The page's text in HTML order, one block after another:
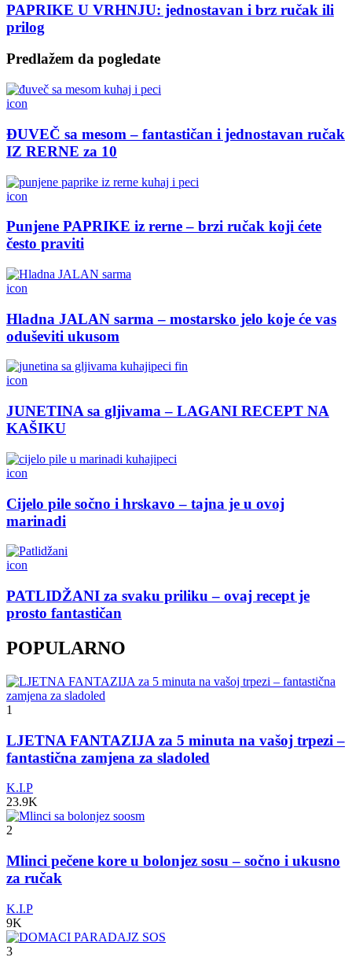
PAPRIKE U VRHNJU: jednostavan i brz ručak ili
prilog
Predlažem da pogledate
icon
ĐUVEČ sa mesom – fantastičan i jednostavan ručak
IZ RERNE za 10
icon
Punjene PAPRIKE iz rerne – brzi ručak koji ćete
često praviti
icon
Hladna JALAN sarma – mostarsko jelo koje će vas
oduševiti ukusom
icon
JUNETINA sa gljivama – LAGANI RECEPT NA
KAŠIKU
icon
Cijelo pile sočno i hrskavo – tajna je u ovoj
marinadi
icon
PATLIDŽANI za svaku priliku – ovaj recept je
prosto fantastičan
POPULARNO
1
LJETNA FANTAZIJA za 5 minuta na vašoj trpezi –
fantastična zamjena za sladoled
K.I.P
23.9K
2
Mlinci pečene kore u bolonjez sosu – sočno i ukusno
za ručak
K.I.P
9K
3